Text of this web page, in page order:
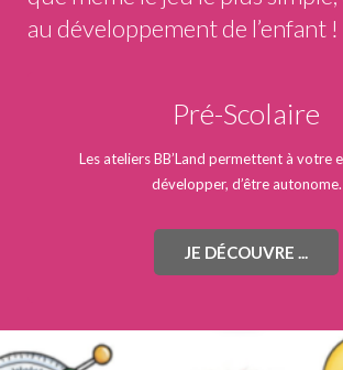
au développement de l’enfant !
Pré-Scolaire
Les ateliers BB’Land permettent à votre
développer, d’être autonome.
JE DÉCOUVRE ...